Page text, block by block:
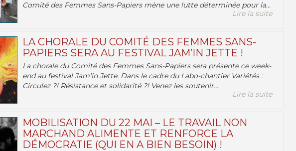
Comité des Femmes Sans-Papiers mène une lutte déterminée pour la...
Lire la suite
LA CHORALE DU COMITÉ DES FEMMES SANS-
PAPIERS SERA AU FESTIVAL JAM’IN JETTE !
La chorale du Comité des Femmes Sans-Papiers sera présente ce week-
end au festival Jam’in Jette. Dans le cadre du Labo-chantier Variétés :
Circulez ?! Résistance et solidarité ?! Venez les soutenir...
Lire la suite
MOBILISATION DU 22 MAI – LE TRAVAIL NON
MARCHAND ALIMENTE ET RENFORCE LA
DÉMOCRATIE (QUI EN A BIEN BESOIN) !